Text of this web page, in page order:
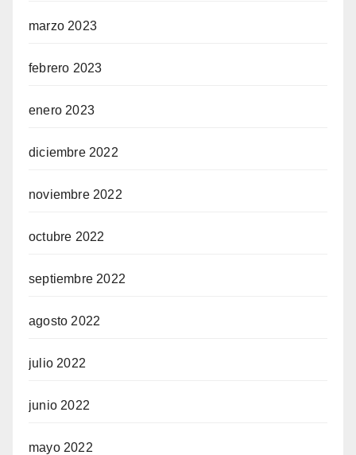
marzo 2023
febrero 2023
enero 2023
diciembre 2022
noviembre 2022
octubre 2022
septiembre 2022
agosto 2022
julio 2022
junio 2022
mayo 2022